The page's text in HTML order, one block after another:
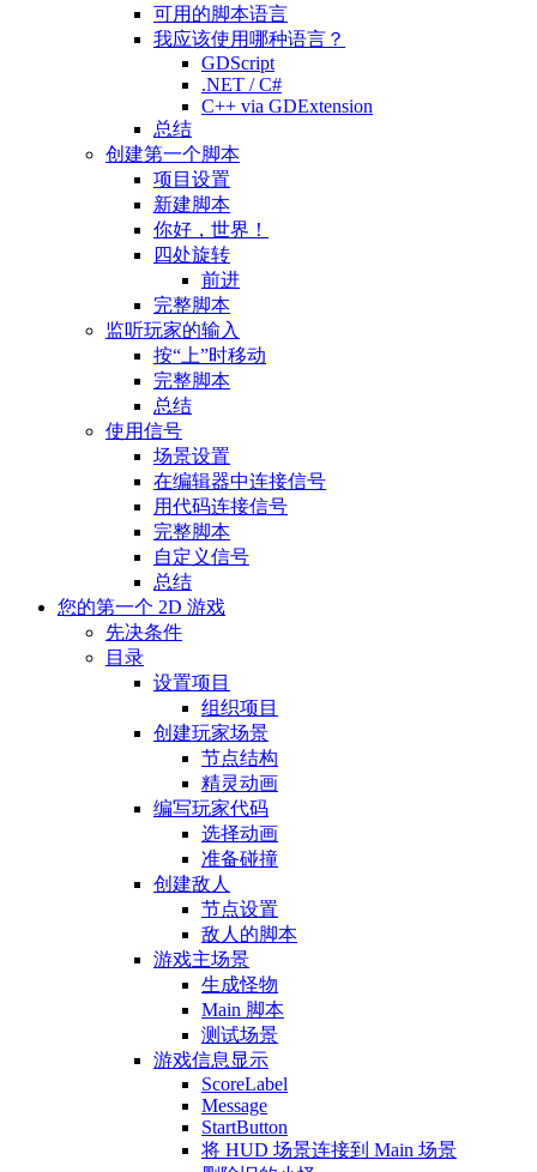
可用的脚本语言
我应该使用哪种语言？
GDScript
.NET / C#
C++ via GDExtension
总结
创建第一个脚本
项目设置
新建脚本
你好，世界！
四处旋转
前进
完整脚本
监听玩家的输入
按“上”时移动
完整脚本
总结
使用信号
场景设置
在编辑器中连接信号
用代码连接信号
完整脚本
自定义信号
总结
您的第一个 2D 游戏
先决条件
目录
设置项目
组织项目
创建玩家场景
节点结构
精灵动画
编写玩家代码
选择动画
准备碰撞
创建敌人
节点设置
敌人的脚本
游戏主场景
生成怪物
Main 脚本
测试场景
游戏信息显示
ScoreLabel
Message
StartButton
将 HUD 场景连接到 Main 场景